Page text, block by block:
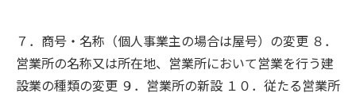
７．商号・名称（個人事業主の場合は屋号）の変更 ８．
営業所の名称又は所在地、営業所において営業を行う建
設業の種類の変更 ９．営業所の新設 １０．従たる営業所